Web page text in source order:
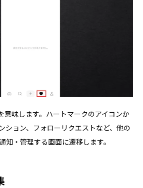
意味します。ハートマークのアイコンか
ション、フォローリクエストなど、他の
知・管理する画面に遷移します。